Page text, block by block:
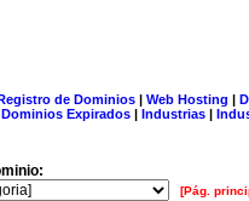
de Dominios| Web Hosting |
Dominios Expirados | Industrias |
[Pág.